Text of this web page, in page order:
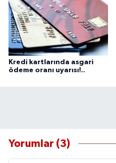
Kredi kartlarında asgari
ödeme oranı uyarısı!..
Yorumlar (3)